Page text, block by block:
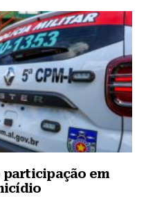
participação em